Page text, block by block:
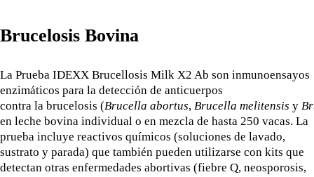
Brucelosis Bovina
La Prueba IDEXX Brucellosis Milk X2 Ab son inmunoensayos
enzimáticos para la detección de anticuerpos
contra la brucelosis (Brucella abortus, Brucella melitensis y
en leche bovina individual o en mezcla de hasta 250 vacas. La
prueba incluye reactivos químicos (soluciones de lavado,
sustrato y parada) que también pueden utilizarse con kits que
detectan otras enfermedades abortivas (fiebre Q, neosporosis,